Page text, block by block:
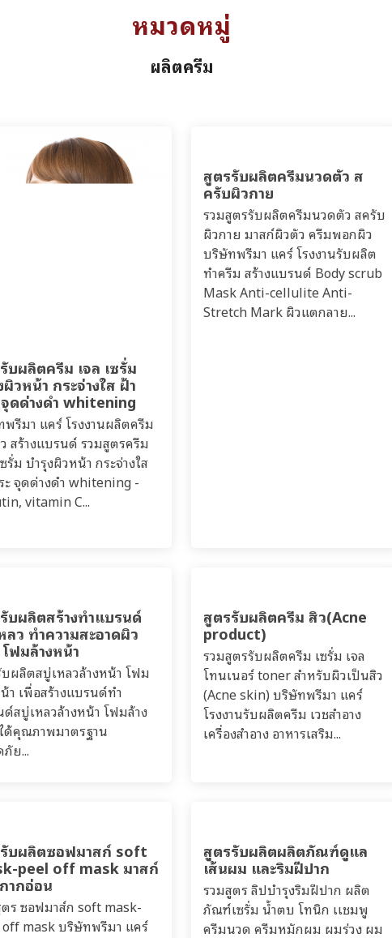
หมวดหมู่
ผลิตครีม
บผลิตครีม เจล เซรั่ม
ผิวหน้า กระจ่างใส ฝ้า
ดด่างดำ whitening
รีมา แคร์ โรงงานผลิตครีม
สร้างแบรนด์ รวมสูตรครีม
รั่ม บำรุงผิวหน้า กระจ่างใส
ะ จุดด่างดำ whitening -
vitamin C...
สูตรรับผลิตครีมนวดตัว ส
ครับผิวกาย
รวมสูตรรับผลิตครีมนวดตัว สครับ
ผิวกาย มาสก์ผิวตัว ครีมพอกผิว
บริษัทพรีมา แคร์ โรงงานรับผลิต
ทำครีม สร้างแบรนด์ Body scrub
Mask Anti-cellulite Anti-
Stretch Mark ผิวแตกลาย...
บผลิตสร้างทำแบรนด์
ลว ทำความสะอาดผิว
ฟมล้างหน้า
ผลิตสบู่เหลวล้างหน้า โฟม
า เพื่อสร้างแบรนด์ทำ
สบู่เหลวล้างหน้า โฟมล้าง
ด้คุณภาพมาตรฐาน
ย...
สูตรรับผลิตครีม สิว(Acne
product)
รวมสูตรรับผลิตครีม เซรั่ม เจล
โทนเนอร์ toner สำหรับผิวเป็นสิว
(Acne skin) บริษัทพรีมา แคร์
โรงงานรับผลิตครีม เวชสำอาง
เครื่องสำอาง อาหารเสริม...
บผลิตซอฟมาสก์ soft
peel off mask มาสก์
ากอ่อน
ร ซอฟมาส์ก soft mask-
mask บริษัทพรีมา แคร์
สูตรรับผลิตผลิตภัณฑ์ดูแล
เส้นผม และริมฝีปาก
รวมสูตร ลิปบำรุงริมฝีปาก ผลิต
ภัณฑ์เซรั่ม น้ำตบ โทนิก เเชมพู
ครีมนวด ครีมหมักผม ผมร่วง ผม